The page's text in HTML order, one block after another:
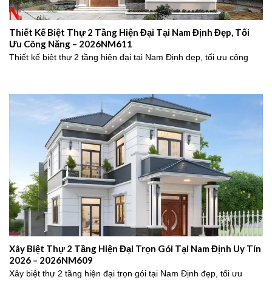
Thiết Kế Biệt Thự 2 Tầng Hiện Đại Tại Nam Định Đẹp, Tối
Ưu Công Năng – 2026NM611
Thiết kế biệt thự 2 tầng hiện đại tại Nam Định đẹp, tối ưu công
Xây Biệt Thự 2 Tầng Hiện Đại Trọn Gói Tại Nam Định Uy Tín
2026 – 2026NM609
Xây biệt thự 2 tầng hiện đại trọn gói tại Nam Định đẹp, tối ưu